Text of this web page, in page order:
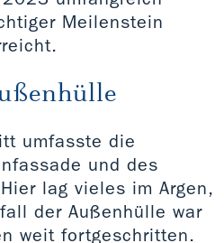
Meilenstein
umfasste die
und des
lag vieles im Argen,
der Außenhülle war
weit fortgeschritten.